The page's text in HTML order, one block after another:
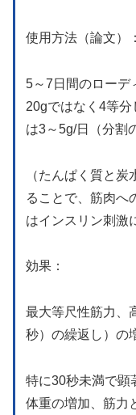
使用方法（論文）：
5～7日間のローデ
20gではなく4等
は3～5g/日（分割
（たんぱく質と
ることで、筋肉へ
はインスリン刺激
効果：
最大等尺性筋力、
秒）の繰返し）の
特に30秒未満で顕
体重の増加、筋力